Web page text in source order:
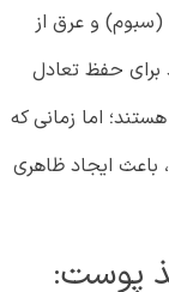
و عرق از
حفظ تعادل
اما زمانی که
ایجاد ظاهری
پوست: